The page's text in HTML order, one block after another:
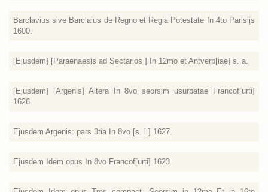
Barclavius sive Barclaius de Regno et Regia Potestate In 4to Parisijs
1600.
[Ejusdem] [Paraenaesis ad Sectarios ] In 12mo et Antverp[iae] s. a.
[Ejusdem] [Argenis] Altera In 8vo seorsim usurpatae Francof[urti]
1626.
Ejusdem Argenis: pars 3tia In 8vo [s. l.] 1627.
Ejusdem Idem opus In 8vo Francof[urti] 1623.